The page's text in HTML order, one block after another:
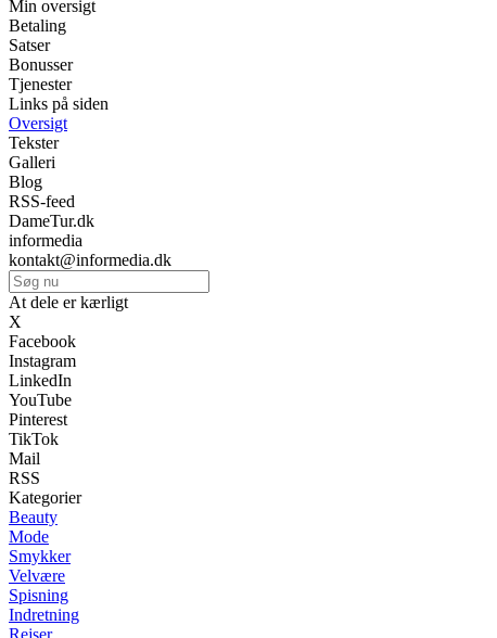
Min oversigt
Betaling
Satser
Bonusser
Tjenester
Links på siden
Oversigt
Tekster
Galleri
Blog
RSS-feed
DameTur.dk
informedia
kontakt@informedia.dk
At dele er kærligt
X
Facebook
Instagram
LinkedIn
YouTube
Pinterest
TikTok
Mail
RSS
Kategorier
Beauty
Mode
Smykker
Velvære
Spisning
Indretning
Rejser